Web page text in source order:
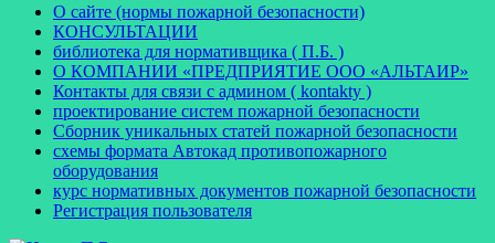
О сайте (нормы пожарной безопасности)
КОНСУЛЬТАЦИИ
библиотека для нормативщика ( П.Б. )
О КОМПАНИИ «ПРЕДПРИЯТИЕ ООО «АЛЬТАИР»
Контакты для связи с админом ( kontakty )
проектирование систем пожарной безопасности
Сборник уникальных статей пожарной безопасности
схемы формата Автокад противопожарного
оборудования
курс нормативных документов пожарной безопасности
Регистрация пользователя